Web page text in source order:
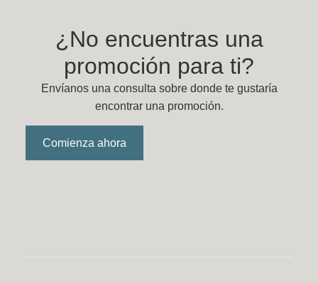
¿No encuentras una
promoción para ti?
Envíanos una consulta sobre donde te gustaría
encontrar una promoción.
Comienza ahora